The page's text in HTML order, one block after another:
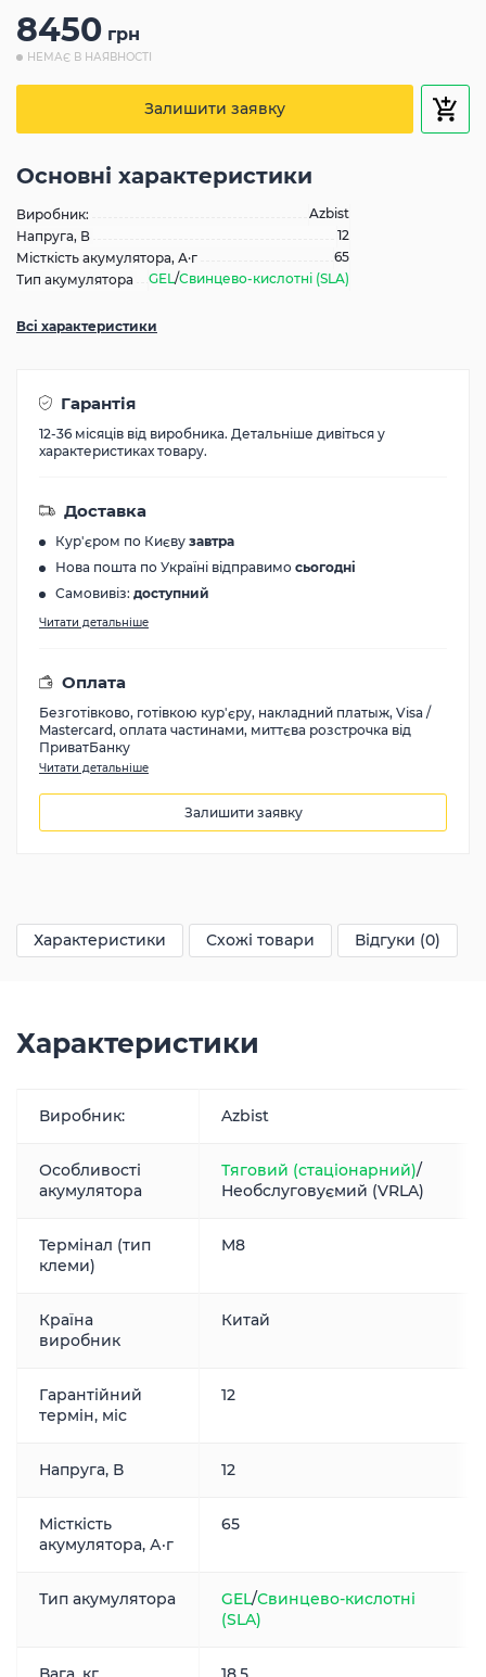
8450 грн
НЕМАЄ В НАЯВНОСТІ
Залишити заявку
Основні характеристики
Виробник:
Azbist
Напруга, В
12
Місткість акумулятора, А·г
65
Тип акумулятора
GEL/Свинцево-кислотні (SLA)
Всі характеристики
Гарантія
12-36 місяців від виробника. Детальніше дивіться у
характеристиках товару.
Доставка
Кур'єром по Києву завтра
Нова пошта по Україні відправимо сьогодні
Самовивіз: доступний
Читати детальніше
Оплата
Безготівково, готівкою кур'єру, накладний платыж, Visa /
Mastercard, оплата частинами, миттєва розстрочка від
ПриватБанку
Читати детальніше
Залишити заявку
Характеристики Схожі товари Відгуки (0)
Характеристики
Виробник: Azbist
Особливості
акумулятора
Тяговий (стаціонарний)/
Необслуговуємий (VRLA)
Термінал (тип
клеми)
M8
Країна
виробник
Китай
Гарантійний
термін, міс
12
Напруга, В 12
Місткість
акумулятора, А·г
65
Тип акумулятора GEL/Свинцево-кислотні
(SLA)